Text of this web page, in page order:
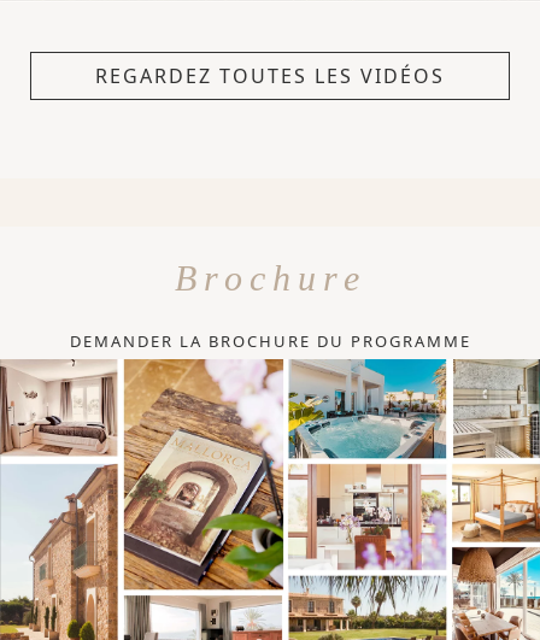
REGARDEZ TOUTES LES VIDÉOS
Brochure
DEMANDER LA BROCHURE DU PROGRAMME